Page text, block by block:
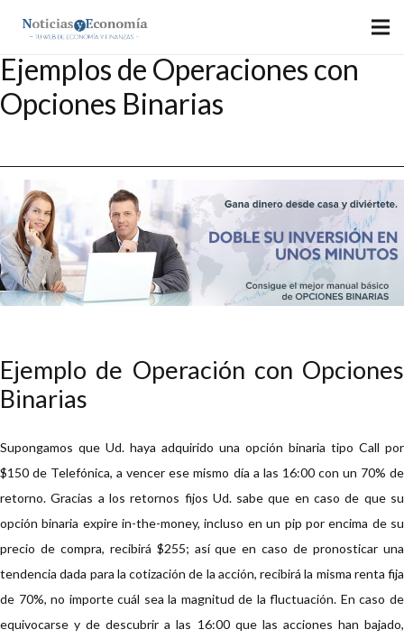
Ejemplos de Operaciones con
Opciones Binarias
Ejemplo de Operación con Opciones
Binarias
Supongamos que Ud. haya adquirido una opción binaria tipo Call por
$150 de Telefónica, a vencer ese mismo día a las 16:00 con un 70% de
retorno. Gracias a los retornos fijos Ud. sabe que en caso de que su
opción binaria expire in-the-money, incluso en un pip por encima de su
precio de compra, recibirá $255; así que en caso de pronosticar una
tendencia dada para la cotización de la acción, recibirá la misma renta fija
de 70%, no importe cuál sea la magnitud de la fluctuación. En caso de
equivocarse y de descubrir a las 16:00 que las acciones han bajado,